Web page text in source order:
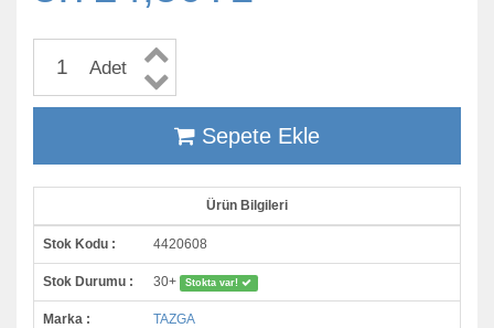
Adet
Sepete Ekle
Ürün Bilgileri
Stok Kodu : 4420608
Stok Durumu : 30+ Stokta var!
Marka : TAZGA